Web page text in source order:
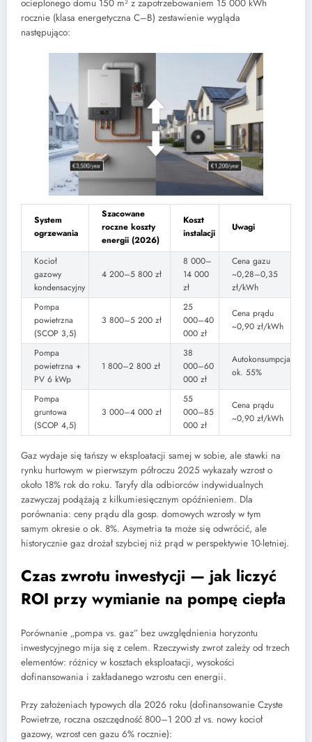
ocieplonego domu 150 m² z zapotrzebowaniem 15 000 kWh
rocznie (klasa energetyczna C–B) zestawienie wygląda
następująco:
System
ogrzewania
Szacowane
roczne koszty
energii (2026)
Koszt
instalacji
Uwagi
Kocioł
gazowy
kondensacyjny
4 200–5 800 zł
8 000–
14 000
zł
Cena gazu
~0,28–0,35
zł/kWh
Pompa
powietrzna
(SCOP 3,5)
3 800–5 200 zł
25
000–40
000 zł
Cena prądu
~0,90 zł/kWh
Pompa
powietrzna +
PV 6 kWp
1 800–2 800 zł
38
000–60
000 zł
Autokonsumpcja
ok. 55%
Pompa
gruntowa
(SCOP 4,5)
3 000–4 000 zł
55
000–85
000 zł
Cena prądu
~0,90 zł/kWh
Gaz wydaje się tańszy w eksploatacji samej w sobie, ale stawki na
rynku hurtowym w pierwszym półroczu 2025 wykazały wzrost o
około 18% rok do roku. Taryfy dla odbiorców indywidualnych
zazwyczaj podążają z kilkumiesięcznym opóźnieniem. Dla
porównania: ceny prądu dla gosp. domowych wzrosły w tym
samym okresie o ok. 8%. Asymetria ta może się odwrócić, ale
historycznie gaz drożał szybciej niż prąd w perspektywie 10-letniej.
Czas zwrotu inwestycji — jak liczyć
ROI przy wymianie na pompę ciepła
Porównanie „pompa vs. gaz” bez uwzględnienia horyzontu
inwestycyjnego mija się z celem. Rzeczywisty zwrot zależy od trzech
elementów: różnicy w kosztach eksploatacji, wysokości
dofinansowania i zakładanego wzrostu cen energii.
Przy założeniach typowych dla 2026 roku (dofinansowanie Czyste
Powietrze, roczna oszczędność 800–1 200 zł vs. nowy kocioł
gazowy, wzrost cen gazu 6% rocznie):